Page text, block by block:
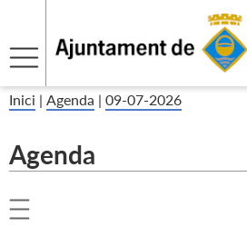
Inici | Agenda | 09-07-2026
Agenda